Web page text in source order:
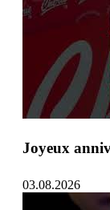
Joyeux
03.08.2026